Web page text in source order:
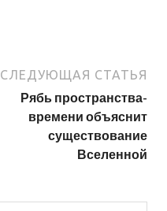
СЛЕДУЮЩАЯ СТАТЬЯ
Рябь пространства-
времени объяснит
существование
Вселенной